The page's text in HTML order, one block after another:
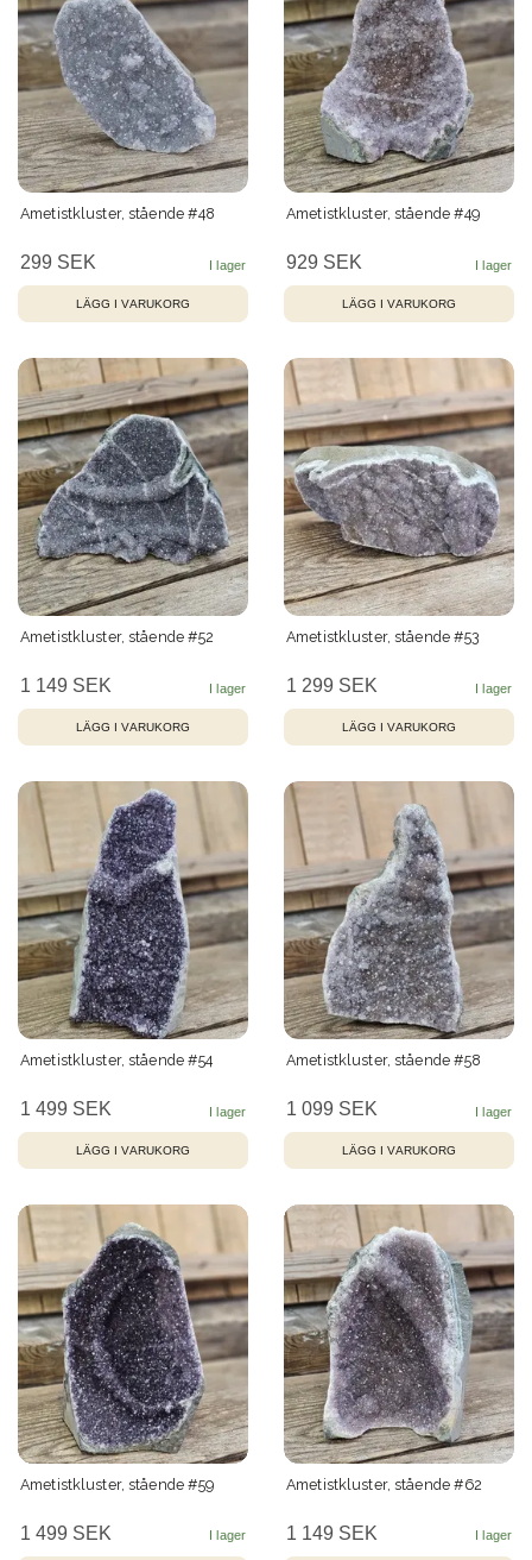
Ametistkluster, stående #48
299 SEK
Ametistkluster, stående #49
929 SEK
Ametistkluster, stående #52
1 149 SEK
Ametistkluster, stående #53
1 299 SEK
Ametistkluster, stående #54
1 499 SEK
Ametistkluster, stående #58
1 099 SEK
Ametistkluster, stående #59
1 499 SEK
Ametistkluster, stående #62
1 149 SEK